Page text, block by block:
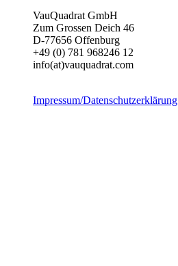
VauQuadrat GmbH
Zum Grossen Deich 46
D-77656 Offenburg
+49 (0) 781 968246 12
info(at)vauquadrat.com
Impressum/Datenschutzerklärung